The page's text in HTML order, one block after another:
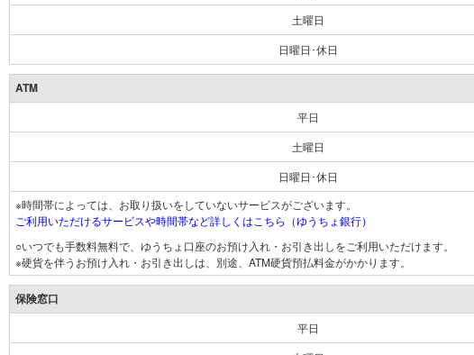
土曜日
日曜日･休日
ATM
平日
土曜日
日曜日･休日
※時間帯によっては、お取り扱いをしていないサービスがございます。
ご利用いただけるサービスや時間帯など詳しくはこちら（ゆうちょ銀行）
○いつでも手数料無料で、ゆうちょ口座のお預け入れ・お引き出しをご利用いただけます。
※硬貨を伴うお預け入れ・お引き出しは、別途、ATM硬貨預払料金がかかります。
保険窓口
平日